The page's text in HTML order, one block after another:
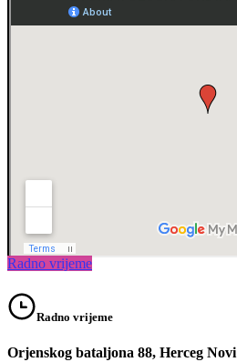
Radno vrijeme
Radno vrijeme
Orjenskog bataljona 88, Herceg Novi